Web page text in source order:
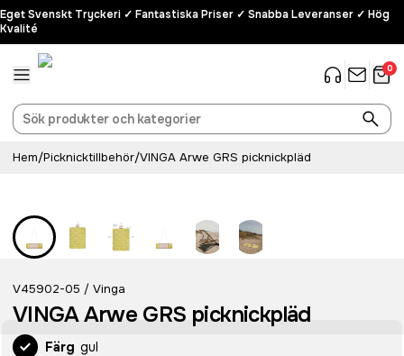
Eget Svenskt Tryckeri ✓ Fantastiska Priser ✓ Snabba Leveranser ✓ Hög
Kvalité
0
Hem/Picknicktillbehör/VINGA Arwe GRS picknickpläd
V45902-05 / Vinga
VINGA Arwe GRS picknickpläd
Färg gul